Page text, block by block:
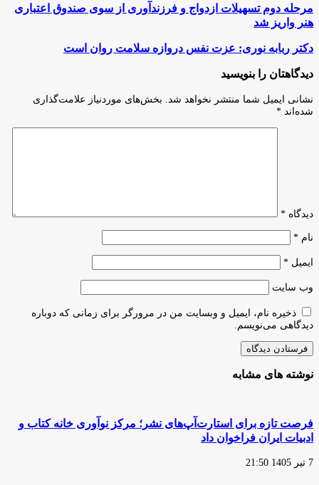
مرحله
دوم
تسهیلات
ازدواج
و
فرزندآوری
از
صندوق
اعتباری
مرحله دوم تسهیلات ازدواج و فرزندآوری از سوی صندوق اعتباری
هنر واریز شد
دکتر
نوری:
نفس
دروازه
دکتر ربابه نوری: عزت نفس دروازه سلامت روان است
دیدگاهتان را بنویسید
نشانی ایمیل شما منتشر نخواهد شد.
بخش‌های موردنیاز علامت‌گذاری
شده‌اند *
دیدگاه *
نام *
ایمیل *
وب‌ سایت
ذخیره نام، ایمیل و وبسایت من در مرورگر برای زمانی که دوباره
دیدگاهی می‌نویسم.
نوشته های مشابه
فرصت تازه برای استارت‌آپ‌های نشر؛ مرکز نوآوری خانه کتاب و
ادبیات ایران فراخوان داد
7 تیر 1405 21:50